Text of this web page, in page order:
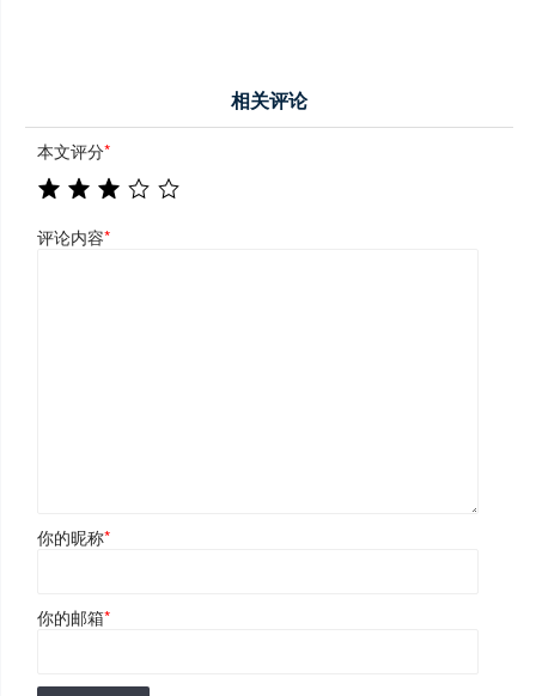
相关评论
本文评分*
评论内容*
你的昵称*
你的邮箱*